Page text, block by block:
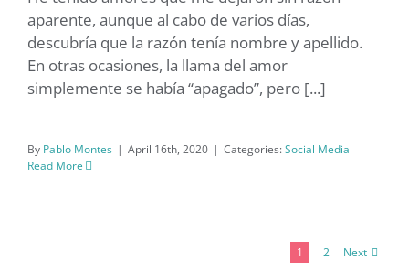
A mí también me han dejado
aparente, aunque al cabo de varios días,
descubría que la razón tenía nombre y apellido.
En otras ocasiones, la llama del amor
simplemente se había “apagado”, pero [...]
By Pablo Montes | April 16th, 2020 | Categories:Social Media
Read More
1 2 Next